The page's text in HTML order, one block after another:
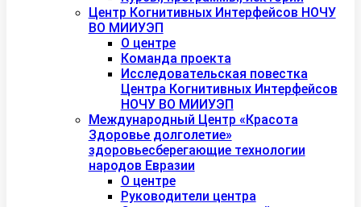
Центр Когнитивных Интерфейсов НОЧУ
ВО МИИУЭП
О центре
Команда проекта
Исследовательская повестка
Центра Когнитивных Интерфейсов
НОЧУ ВО МИИУЭП
Международный Центр «Красота
Здоровье долголетие»
здоровьесберегающие технологии
народов Евразии
О центре
Руководители центра